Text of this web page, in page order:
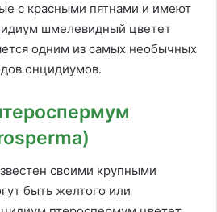
с красными пятнами и имеют
шмелевидный цветет
одним из самых необычных
онцидиумов.
своими крупными
быть желтого или